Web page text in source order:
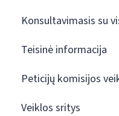
Konsultavimasis su
Teisinė informacija
Peticijų komisijos
Veiklos sritys